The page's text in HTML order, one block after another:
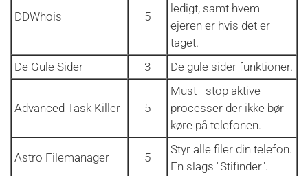
DDWhois 5
ledigt, samt hvem
ejeren er hvis det er
taget.
De Gule Sider
3 De gule sider funktioner.
Advanced Task Killer 5
Must - stop aktive
processer der ikke bør
køre på telefonen.
Astro Filemanager 5
Styr alle filer din telefon.
En slags "Stifinder".